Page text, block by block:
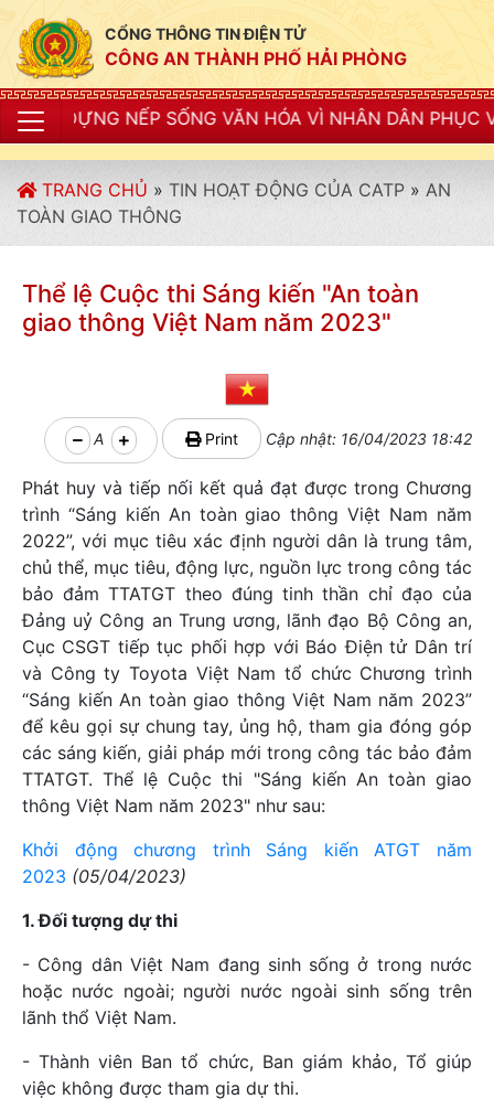
CỔNG THÔNG TIN ĐIỆN TỬ
CÔNG AN THÀNH PHỐ HẢI PHÒNG
SỐNG VĂN HÓA VÌ NHÂN DÂN PHỤC VỤ"
TRANG CHỦ » TIN HOẠT ĐỘNG CỦA CATP » AN
TOÀN GIAO THÔNG
Thể lệ Cuộc thi Sáng kiến "An toàn
giao thông Việt Nam năm 2023"
A Print Cập nhật: 16/04/2023 18:42
Phát huy và tiếp nối kết quả đạt được trong Chương
trình “Sáng kiến An toàn giao thông Việt Nam năm
2022”, với mục tiêu xác định người dân là trung tâm,
chủ thể, mục tiêu, động lực, nguồn lực trong công tác
bảo đảm TTATGT theo đúng tinh thần chỉ đạo của
Đảng uỷ Công an Trung ương, lãnh đạo Bộ Công an,
Cục CSGT tiếp tục phối hợp với Báo Điện tử Dân trí
và Công ty Toyota Việt Nam tổ chức Chương trình
“Sáng kiến An toàn giao thông Việt Nam năm 2023”
để kêu gọi sự chung tay, ủng hộ, tham gia đóng góp
các sáng kiến, giải pháp mới trong công tác bảo đảm
TTATGT. Thể lệ Cuộc thi "Sáng kiến An toàn giao
thông Việt Nam năm 2023" như sau:
Khởi động chương trình Sáng kiến ATGT năm
2023 (05/04/2023)
1. Đối tượng dự thi
- Công dân Việt Nam đang sinh sống ở trong nước
hoặc nước ngoài; người nước ngoài sinh sống trên
lãnh thổ Việt Nam.
- Thành viên Ban tổ chức, Ban giám khảo, Tổ giúp
việc không được tham gia dự thi.